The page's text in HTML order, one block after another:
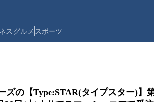
ス グルメ スポーツ
ズの【Type:STAR(タイプスター)】